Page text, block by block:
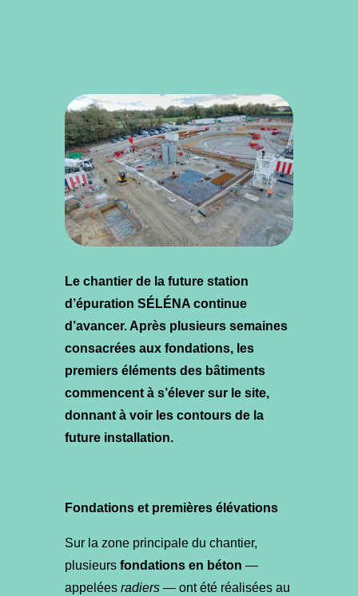
Le chantier de la future station
d’épuration SÉLÉNA continue
d’avancer. Après plusieurs semaines
consacrées aux fondations, les
premiers éléments des bâtiments
commencent à s’élever sur le site,
donnant à voir les contours de la
future installation.
Fondations et premières élévations
Sur la zone principale du chantier,
plusieurs fondations en béton —
appelées radiers— ont été réalisées au